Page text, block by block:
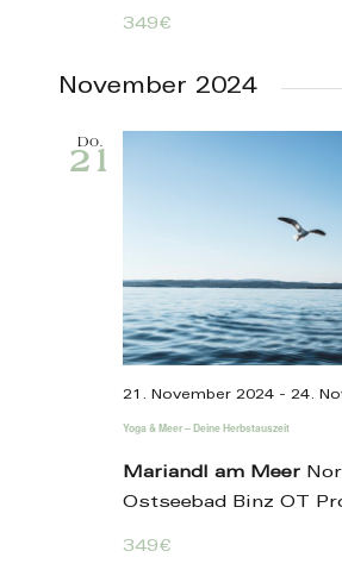
349€
November 2024
Do.
21
Yoga & Meer – Deine Herbstauszeit
21. November 2024 -24.
Mariandl am Meer
Ostseebad Binz OT
349€